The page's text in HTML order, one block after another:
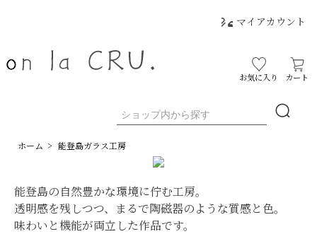
マイアカウント
お気に入り カート
ホーム > 能登島ガラス工房
能登島の自然豊かな環境に佇む工房。
透明感を残しつつ、まるで陶磁器のような質感と色。
味わいと機能が両立した作品です。